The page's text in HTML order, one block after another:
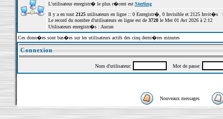
L'utilisateur enregistr� le plus r�cent est Sterling
Il y a en tout 2125utilisateurs en ligne :: 0 Enregistr�, 0 Invisible et 2125 Invit�s
Le record du nombre d'utilisateurs en ligne est de 3728le Mer 01 Avr 2026 à 2:12
Utilisateurs enregistr�s : Aucun
Ces donn�es sont bas�es sur les utilisateurs actifs des cinq derni�res minutes
Connexion
Nom d'utilisateur: Mot de passe:
Nouveaux messages